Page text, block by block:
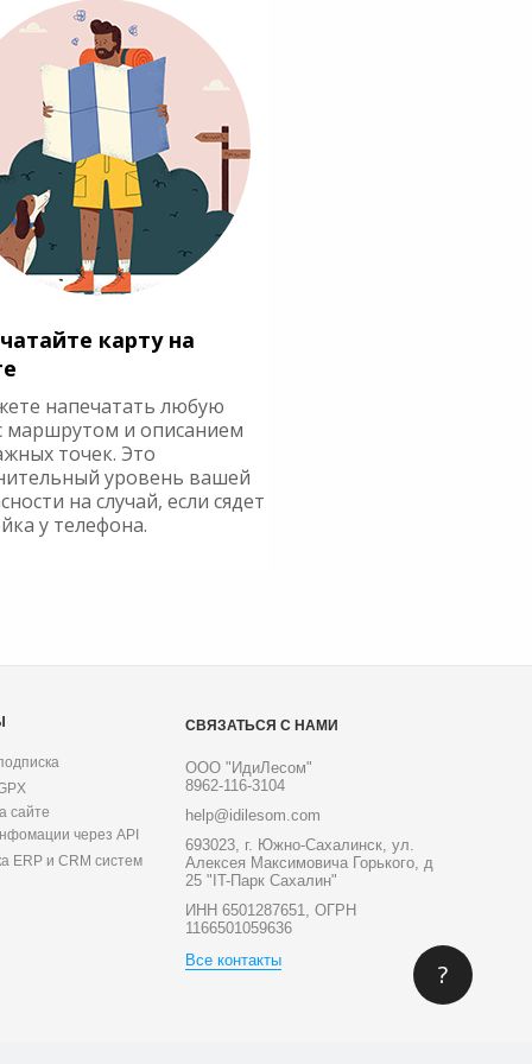
карту на
напечатать любую
маршрутом и описанием
точек. Это
уровень вашей
на случай, если сядет
у телефона.
сайте
через API
ERP и CRM систем
СВЯЗАТЬСЯ С НАМИ
ООО "ИдиЛесом"
8962-116-3104
help@idilesom.com
693023, г. Южно-Сахалинск, ул.
Алексея Максимовича Горького, д
25 "IT-Парк Сахалин"
ИНН 6501287651, ОГРН
1166501059636
Все контакты
?